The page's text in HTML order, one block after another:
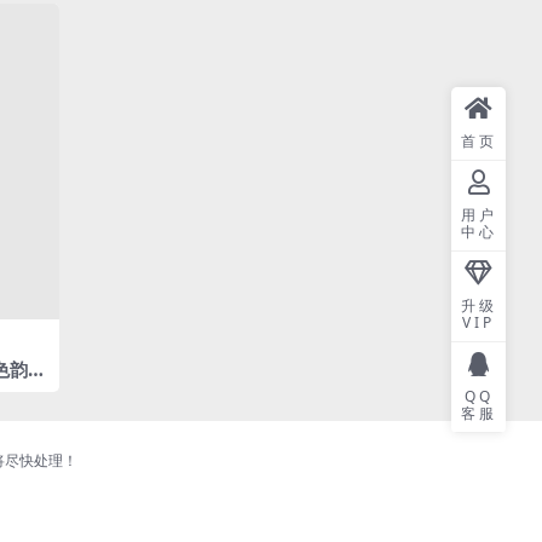
韵味
快处理！
首页
用户
中心
升级
VIP
QQ
客服